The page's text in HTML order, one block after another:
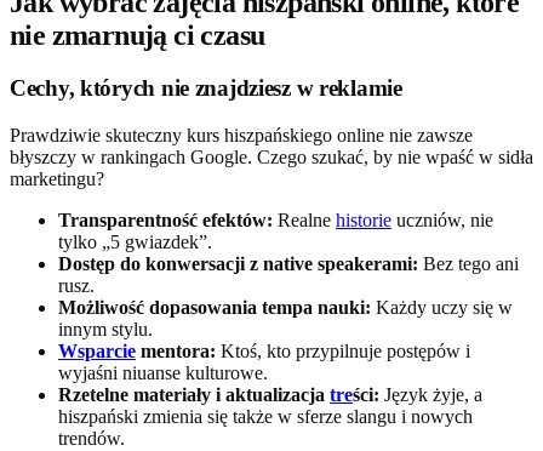
nie zmarnują ci czasu
Cechy, których nie znajdziesz w reklamie
Prawdziwie skuteczny kurs hiszpańskiego online nie zawsze
błyszczy w rankingach Google. Czego szukać, by nie wpaść w sidła
marketingu?
Transparentność efektów: Realne historie uczniów, nie
tylko „5 gwiazdek”.
Dostęp do konwersacji z native speakerami: Bez tego ani
rusz.
Możliwość dopasowania tempa nauki: Każdy uczy się w
innym stylu.
Wsparcie mentora: Ktoś, kto przypilnuje postępów i
wyjaśni niuanse kulturowe.
Rzetelne materiały i aktualizacja treści: Język żyje, a
hiszpański zmienia się także w sferze slangu i nowych
trendów.